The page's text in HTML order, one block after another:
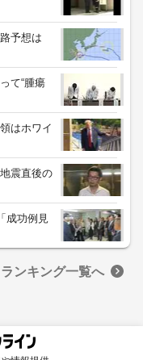
路予想は
て“腫瘍
はホワイ
震直後の
成功例見
ランキング一覧へ